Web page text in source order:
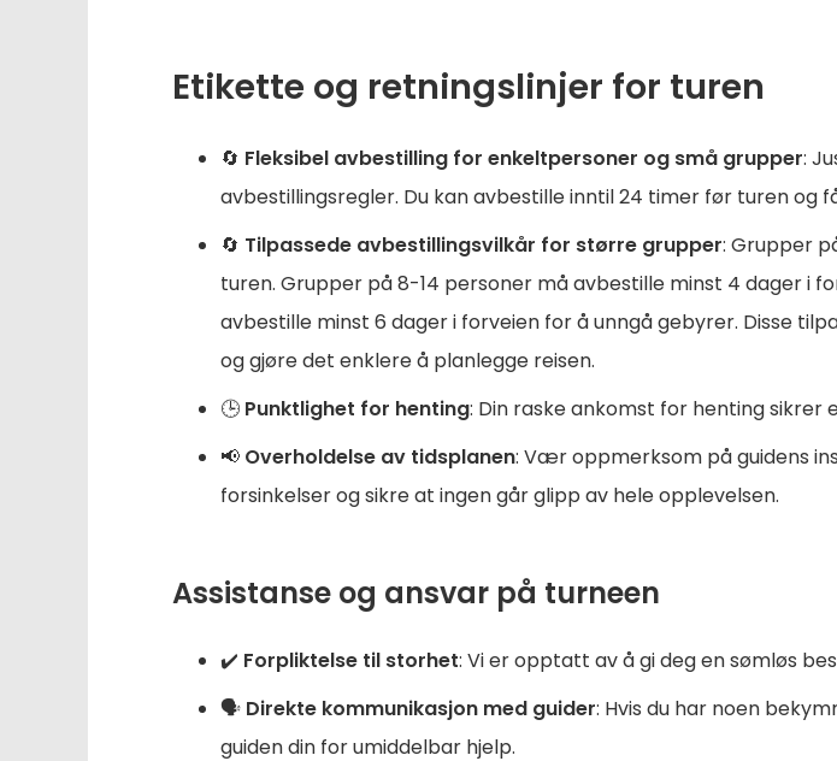
Etikette og retningslinjer for turen
🔄 Fleksibel avbestilling for enkeltpersoner og små grupper:
avbestillingsregler. Du kan avbestille inntil 24 timer før turen og
🔄 Tilpassede avbestillingsvilkår for større grupper: Grupper
turen. Grupper på 8-14 personer må avbestille minst 4 dager i
avbestille minst 6 dager i forveien for å unngå gebyrer. Disse
og gjøre det enklere å planlegge reisen.
🕒 Punktlighet for henting: Din raske ankomst for henting sikrer
📢 Overholdelse av tidsplanen: Vær oppmerksom på guidens
forsinkelser og sikre at ingen går glipp av hele opplevelsen.
Assistanse og ansvar på turneen
✔️ Forpliktelse til storhet: Vi er opptatt av å gi deg en sømløs
🗣️ Direkte kommunikasjon med guider: Hvis du har noen
guiden din for umiddelbar hjelp.